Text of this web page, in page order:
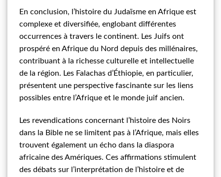
En conclusion, l’histoire du Judaïsme en Afrique est
complexe et diversifiée, englobant différentes
occurrences à travers le continent. Les Juifs ont
prospéré en Afrique du Nord depuis des millénaires,
contribuant à la richesse culturelle et intellectuelle
de la région. Les Falachas d’Éthiopie, en particulier,
présentent une perspective fascinante sur les liens
possibles entre l’Afrique et le monde juif ancien.
Les revendications concernant l’histoire des Noirs
dans la Bible ne se limitent pas à l’Afrique, mais elles
trouvent également un écho dans la diaspora
africaine des Amériques. Ces affirmations stimulent
des débats sur l’interprétation de l’histoire et de